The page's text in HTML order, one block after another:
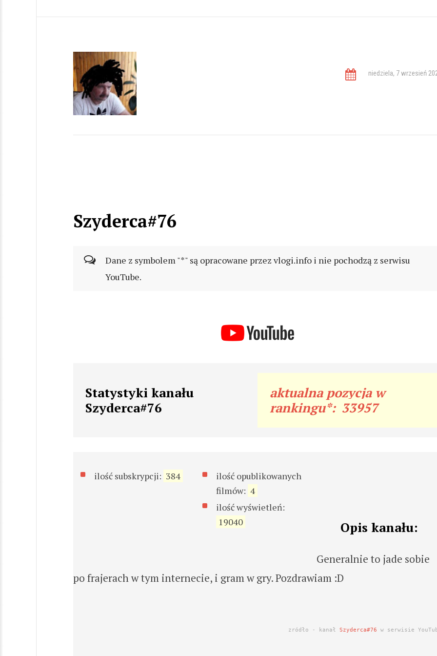
niedziela, 7 wrzesień
Szyderca#76
Dane z symbolem "*" są opracowane przez vlogi.info i nie pochodzą z serwisu
YouTube.
Statystyki kanału
Szyderca#76
aktualna pozycja w
rankingu*: 33957
ilość subskrypcji: 384
ilość opublikowanych
filmów: 4
ilość wyświetleń:
19040
Opis kanału:
Generalnie to jade sobie
po frajerach w tym internecie, i gram w gry. Pozdrawiam :D
zródło - kanałSzyderca#76 w serwisie